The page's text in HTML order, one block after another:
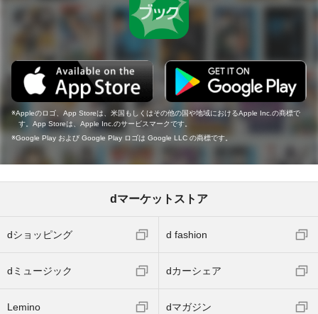
Appleのロゴ、App Storeは、米国もしくはその他の国や地域におけるApple Inc.の商標で
す。App Storeは、Apple Inc.のサービスマークです。
Google Play および Google Play ロゴは Google LLC の商標です。
dマーケットストア
dショッピング d fashion
dミュージック dカーシェア
Lemino dマガジン